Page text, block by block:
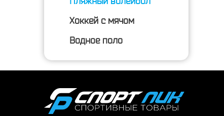
Хоккей с мячом
Водное поло